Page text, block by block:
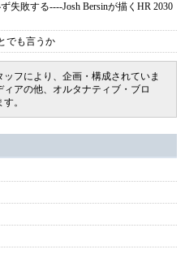
失敗する----Josh Bersinが描くHR 2030
でも言うか
フにより、企画・構成されていま
アの他、オルタナティブ・ブロ
。